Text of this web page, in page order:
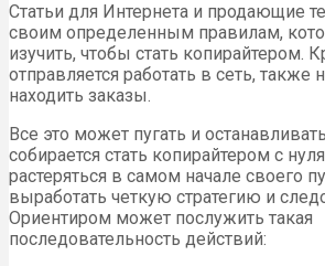
Статьи для Интернета и продающие
своим определенным правилам,
изучить, чтобы стать копирайтером.
отправляется работать в сеть, также
находить заказы.
Все это может пугать и
собирается стать копирайтером с
растеряться в самом начале своего
выработать четкую стратегию и
Ориентиром может послужить такая
последовательность действий: